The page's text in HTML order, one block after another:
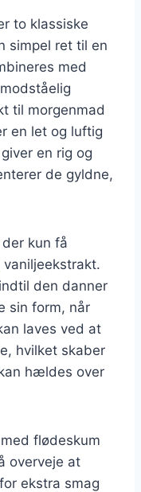
to klassiske
simpel ret til en
med
til morgenmad
en let og luftig
en rig og
de gyldne,
kun få
den danner
sin form, når
laves ved at
hvilket skaber
hældes over
flødeskum
overveje at
ekstra smag